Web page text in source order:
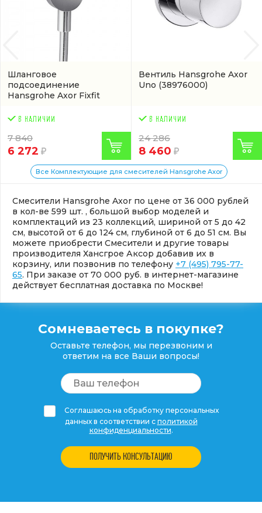
Шланговое
подсоединение
Hansgrohe Axor Fixfit
7 840
6 272
Вентиль Hansgrohe Axor
Uno (38976000)
24 286
8 460
Все Комплектующие для смесителей Hansgrohe Axor
Смесители Hansgrohe Axor по цене от 36 000 рублей
в кол-ве 599 шт. , большой выбор моделей и
комплектаций из 23 коллекций, шириной от 5 до 42
см, высотой от 6 до 124 см, глубиной от 6 до 51 см. Вы
можете приобрести Смесители и другие товары
производителя Хансгрое Аксор добавив их в
корзину, или позвонив по телефону +7 (495) 795-77-
65. При заказе от 70 000 руб. в интернет-магазине
действует бесплатная доставка по Москве!
Сомневаетесь в покупке?
Оставьте телефон, мы перезвоним и
ответим на все Ваши вопросы!
Соглашаюсь на обработку персональных
данных в соответствии с политикой
конфиденциальности.
ПОЛУЧИТЬ КОНСУЛЬТАЦИЮ